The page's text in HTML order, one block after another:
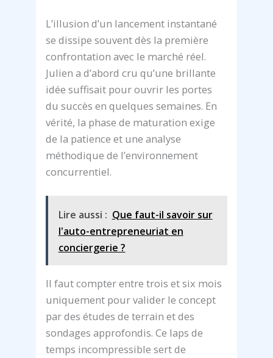
L’illusion d’un lancement instantané
se dissipe souvent dès la première
confrontation avec le marché réel.
Julien a d’abord cru qu’une brillante
idée suffisait pour ouvrir les portes
du succès en quelques semaines. En
vérité, la phase de maturation exige
de la patience et une analyse
méthodique de l’environnement
concurrentiel.
Lire aussi : Que faut-il savoir sur
l'auto-entrepreneuriat en
conciergerie ?
Il faut compter entre trois et six mois
uniquement pour valider le concept
par des études de terrain et des
sondages approfondis. Ce laps de
temps incompressible sert de